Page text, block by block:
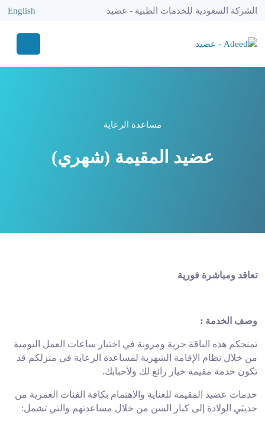
الشركة السعودية للخدمات الطبية - عضيد English
مساعدة الرعاية
عضيد المقيمة (شهري)
تعاقد ومباشرة فورية
وصف الخدمة :
تمنحكم هذه الباقة حرية ومرونة في اختيار ساعات العمل اليومية
من خلال نظام الإقامة الشهرية لمساعدة الرعاية في منزلكم قد
تكون خدمة مقيمة خيار رائع لك ولأحبابك.
خدمات عضيد المقيمة للعناية والاهتمام بكافة الفئات العمرية من
حديثي الولادة إلى كبار السن من خلال مساعدتهم والتي تشمل: